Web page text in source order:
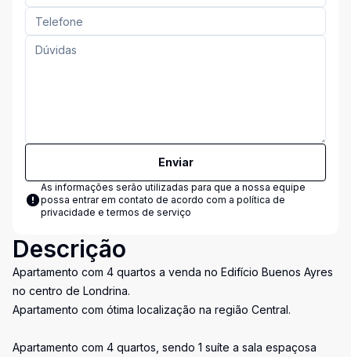
Enviar
As informações serão utilizadas para que a nossa equipe
possa entrar em contato de acordo com a política de
privacidade e termos de serviço
Descrição
Apartamento com 4 quartos a venda no Edifício Buenos Ayres
no centro de Londrina.
Apartamento com ótima localização na região Central.
Apartamento com 4 quartos, sendo 1 suíte a sala espaçosa